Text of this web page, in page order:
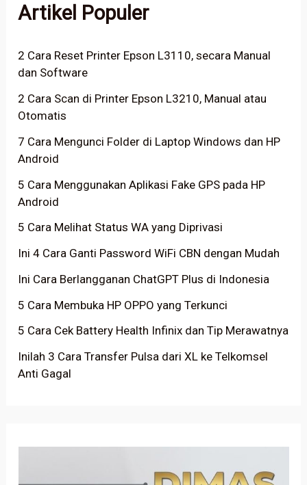
Artikel Populer
2 Cara Reset Printer Epson L3110, secara Manual
dan Software
2 Cara Scan di Printer Epson L3210, Manual atau
Otomatis
7 Cara Mengunci Folder di Laptop Windows dan HP
Android
5 Cara Menggunakan Aplikasi Fake GPS pada HP
Android
5 Cara Melihat Status WA yang Diprivasi
Ini 4 Cara Ganti Password WiFi CBN dengan Mudah
Ini Cara Berlangganan ChatGPT Plus di Indonesia
5 Cara Membuka HP OPPO yang Terkunci
5 Cara Cek Battery Health Infinix dan Tip Merawatnya
Inilah 3 Cara Transfer Pulsa dari XL ke Telkomsel
Anti Gagal